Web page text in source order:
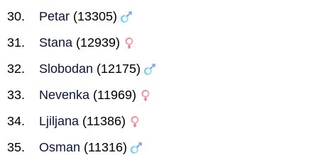
Petar (13305)
Stana (12939)
Slobodan (12175)
Nevenka (11969)
Ljiljana (11386)
Osman (11316)